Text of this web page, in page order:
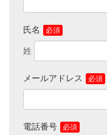
TEL：03-6719-9251
氏名
メールアドレス
電話番号